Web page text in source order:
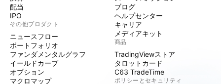
配当
IPO
その他プロダクト
ニュースフロー
ポートフォリオ
ファンダメンタルグラフ
イールドカーブ
オプション
マクロマップ
ブログ
ヘルプセンター
キャリア
メディアキット
商品
TradingViewストア
タロットカード
C63 TradeTime
ポリシーとセキュリティ